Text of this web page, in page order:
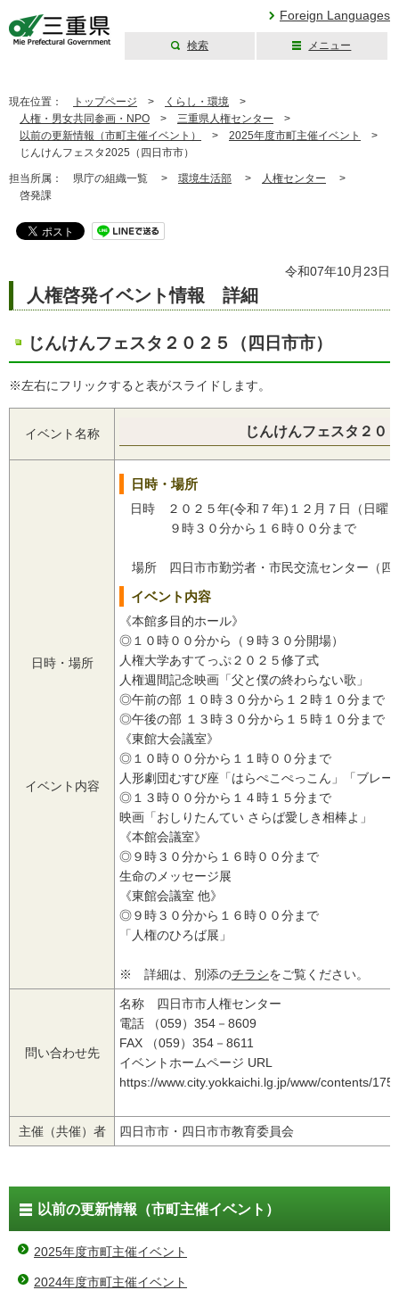
Foreign Languages
検索 メニュー
現在位置： トップページ > くらし・環境 >
人権・男女共同参画・NPO > 三重県人権センター >
以前の更新情報（市町主催イベント）
> 2025年度市町主催イベント
>
じんけんフェスタ2025（四日市市）
担当所属： 県庁の組織一覧 > 環境生活部 > 人権センター >
啓発課
令和07年10月23日
人権啓発イベント情報 詳細
じんけんフェスタ２０２５（四日市市）
※左右にフリックすると表がスライドします。
イベント名称 じんけんフェスタ２０
日時・場所
イベント内容
日時・場所
日時 ２０２５年(令和７年)１２月７日（日曜
９時３０分から１６時００分まで
場所 四日市市勤労者・市民交流センター（四
イベント内容
《本館多目的ホール》
◎１０時００分から（９時３０分開場）
人権大学あすてっぷ２０２５修了式
人権週間記念映画「父と僕の終わらない歌」
◎午前の部 １０時３０分から１２時１０分まで
◎午後の部 １３時３０分から１５時１０分まで
《東館大会議室》
◎１０時００分から１１時００分まで
人形劇団むすび座「はらぺこぺっこん」「ブレ
◎１３時００分から１４時１５分まで
映画「おしりたんてい さらば愛しき相棒よ」
《本館会議室》
◎９時３０分から１６時００分まで
生命のメッセージ展
《東館会議室 他》
◎９時３０分から１６時００分まで
「人権のひろば展」
※ 詳細は、別添のチラシをご覧ください。
問い合わせ先
名称 四日市市人権センター
電話 （059）354－8609
FAX （059）354－8611
イベントホームページ URL
https://www.city.yokkaichi.lg.jp/www/contents/
主催（共催）者 四日市市・四日市市教育委員会
以前の更新情報（市町主催イベント）
2025年度市町主催イベント
2024年度市町主催イベント